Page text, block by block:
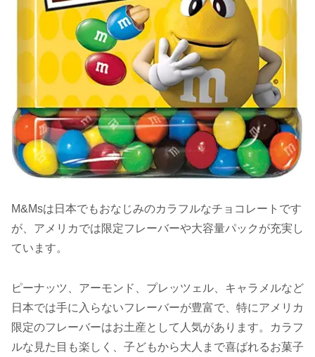
M&Msは日本でもおなじみのカラフルなチョコレートです
が、アメリカでは限定フレーバーや大容量パックが充実し
ています。
ピーナッツ、アーモンド、プレッツェル、キャラメルなど
日本では手に入らないフレーバーが豊富で、特にアメリカ
限定のフレーバーはお土産として人気があります。カラフ
ルな見た目も楽しく、子どもから大人まで喜ばれるお菓子